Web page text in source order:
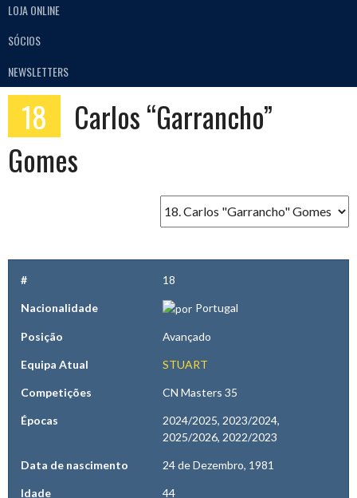
LOJA ONLINE
SÓCIOS
NEWSLETTERS
18
Carlos “Garrancho”
Gomes
# 18
Nacionalidade Portugal
Posição Avançado
Equipa Atual STUART
Competições CN Masters 35
Épocas
2024/2025, 2023/2024,
2025/2026, 2022/2023
Data de nascimento 24 de Dezembro, 1981
Idade 44